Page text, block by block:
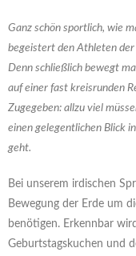
Anfahrt
Ganz schön sportlich, wie
begeistert den Athleten der
Denn schließlich bewegt
auf einer fast kreisrunden
Zugegeben: allzu viel
einen gelegentlichen Blick
geht.
Bei unserem irdischen
Bewegung der Erde um
benötigen. Erkennbar
Geburtstagskuchen und